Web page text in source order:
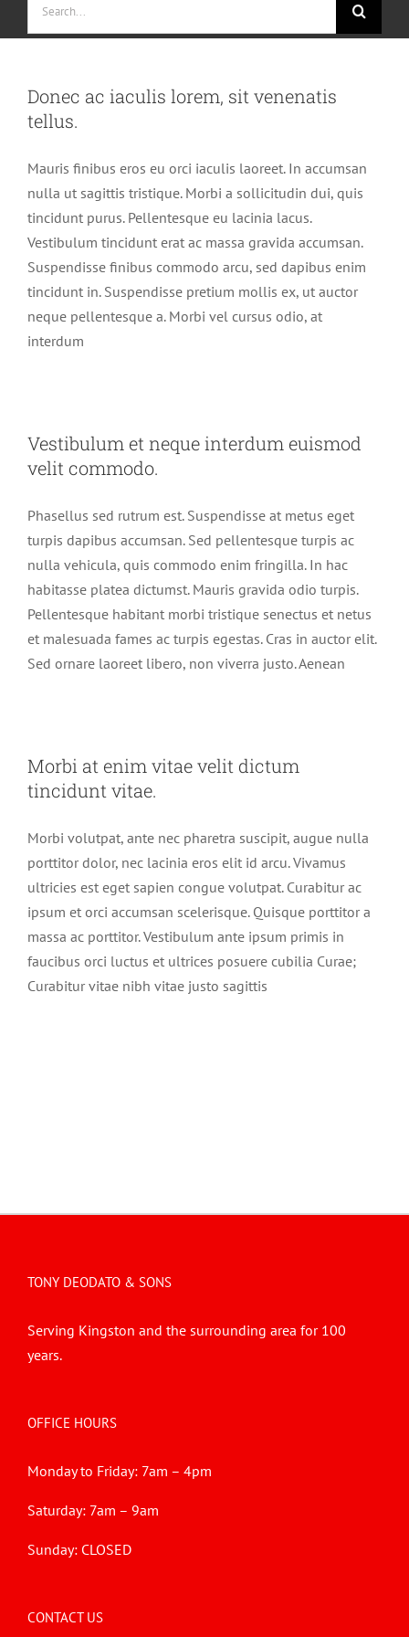
for:
Donec ac iaculis lorem, sit venenatis
tellus.
Mauris finibus eros eu orci iaculis laoreet. In accumsan
nulla ut sagittis tristique. Morbi a sollicitudin dui, quis
tincidunt purus. Pellentesque eu lacinia lacus.
Vestibulum tincidunt erat ac massa gravida accumsan.
Suspendisse finibus commodo arcu, sed dapibus enim
tincidunt in. Suspendisse pretium mollis ex, ut auctor
neque pellentesque a. Morbi vel cursus odio, at
interdum
Vestibulum et neque interdum euismod
velit commodo.
Phasellus sed rutrum est. Suspendisse at metus eget
turpis dapibus accumsan. Sed pellentesque turpis ac
nulla vehicula, quis commodo enim fringilla. In hac
habitasse platea dictumst. Mauris gravida odio turpis.
Pellentesque habitant morbi tristique senectus et netus
et malesuada fames ac turpis egestas. Cras in auctor elit.
Sed ornare laoreet libero, non viverra justo. Aenean
Morbi at enim vitae velit dictum
tincidunt vitae.
Morbi volutpat, ante nec pharetra suscipit, augue nulla
porttitor dolor, nec lacinia eros elit id arcu. Vivamus
ultricies est eget sapien congue volutpat. Curabitur ac
ipsum et orci accumsan scelerisque. Quisque porttitor a
massa ac porttitor. Vestibulum ante ipsum primis in
faucibus orci luctus et ultrices posuere cubilia Curae;
Curabitur vitae nibh vitae justo sagittis
TONY DEODATO & SONS
Serving Kingston and the surrounding area for 100
years.
OFFICE HOURS
Monday to Friday: 7am – 4pm
Saturday: 7am – 9am
Sunday: CLOSED
CONTACT US